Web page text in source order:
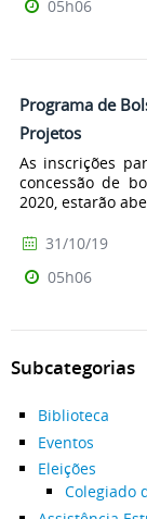
05h06
Programa de
Projetos
As inscrições
concessão de
2020, estarão
31/10/19
05h06
Subcategorias
Biblioteca
Eventos
Eleições
Colegiado